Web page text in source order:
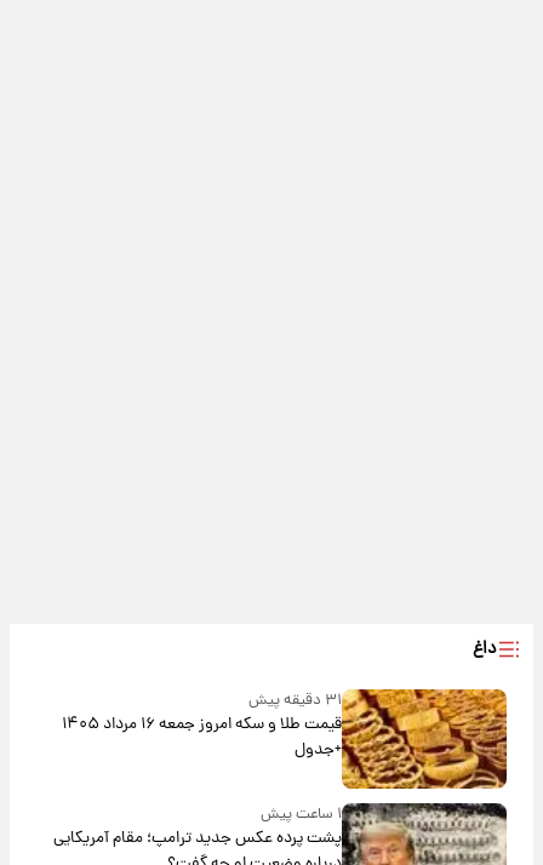
داغ
۳۱ دقیقه پیش
قیمت طلا و سکه امروز جمعه ۱۶ مرداد ۱۴۰۵
+جدول
۱ ساعت پیش
پشت پرده عکس جدید ترامپ؛ مقام آمریکایی